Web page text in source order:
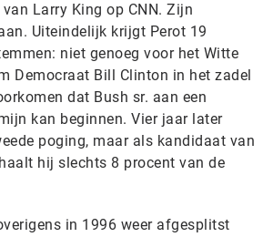
Larry King op CNN. Zijn
Uiteindelijk krijgt Perot 19
niet genoeg voor het Witte
Democraat Bill Clinton in het zadel
dat Bush sr. aan een
kan beginnen. Vier jaar later
poging, maar als kandidaat van
hij slechts 8 procent van de
in 1996 weer afgesplitst